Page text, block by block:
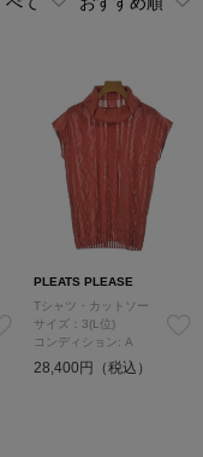
PLEATS PLEASE
Tシャツ・カットソー
サイズ：3(L位)
コンディション: A
28,400円（税込）